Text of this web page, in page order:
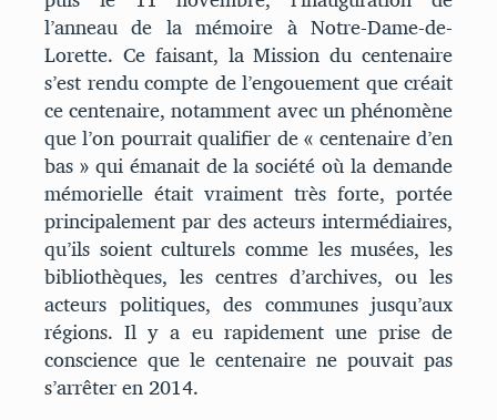
l’anneau de la mémoire à Notre-Dame-de-
Lorette. Ce faisant, la Mission du centenaire
s’est rendu compte de l’engouement que créait
ce centenaire, notamment avec un phénomène
que l’on pourrait qualifier de « centenaire d’en
bas » qui émanait de la société où la demande
mémorielle était vraiment très forte, portée
principalement par des acteurs intermédiaires,
qu’ils soient culturels comme les musées, les
bibliothèques, les centres d’archives, ou les
acteurs politiques, des communes jusqu’aux
régions. Il y a eu rapidement une prise de
conscience que le centenaire ne pouvait pas
s’arrêter en 2014.